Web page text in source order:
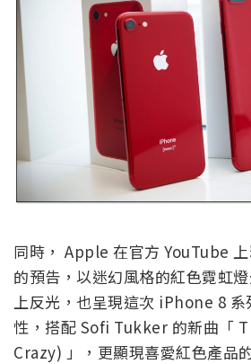
同時， Apple 在官方 YouTube
的預告，以迷幻風格的紅色霓虹
上反光，也呈現這次 iPhone 8
性，搭配 Sofi Tukker 的新曲
Crazy) 」，更顯現喜愛紅色產品